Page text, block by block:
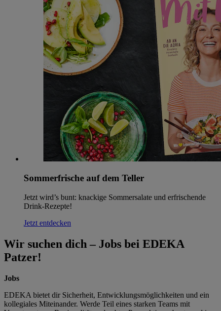
Sommerfrische auf dem Teller
Jetzt wird’s bunt: knackige Sommersalate und erfrischende
Drink-Rezepte!
Jetzt entdecken
Wir suchen dich – Jobs bei EDEKA
Patzer!
Jobs
EDEKA bietet dir Sicherheit, Entwicklungsmöglichkeiten und ein
kollegiales Miteinander. Werde Teil eines starken Teams mit